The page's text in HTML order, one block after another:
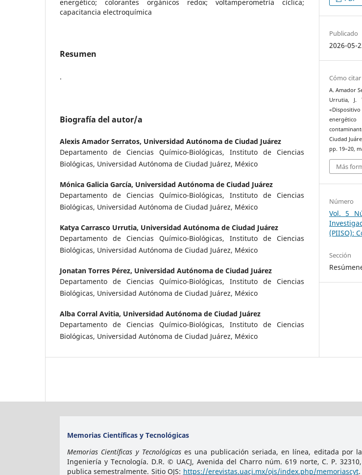
energético; colorantes orgánicos redox; voltamperometría cíclica;
capacitancia electroquímica
Resumen
.
Biografía del autor/a
Alexis Amador Serratos, Universidad Autónoma de Ciudad Juárez
Departamento de Ciencias Químico-Biológicas, Instituto de Ciencias
Biológicas, Universidad Autónoma de Ciudad Juárez, México
Mónica Galicia García, Universidad Autónoma de Ciudad Juárez
Departamento de Ciencias Químico-Biológicas, Instituto de Ciencias
Biológicas, Universidad Autónoma de Ciudad Juárez, México
Katya Carrasco Urrutia, Universidad Autónoma de Ciudad Juárez
Departamento de Ciencias Químico-Biológicas, Instituto de Ciencias
Biológicas, Universidad Autónoma de Ciudad Juárez, México
Jonatan Torres Pérez, Universidad Autónoma de Ciudad Juárez
Departamento de Ciencias Químico-Biológicas, Instituto de Ciencias
Biológicas, Universidad Autónoma de Ciudad Juárez, México
Alba Corral Avitia, Universidad Autónoma de Ciudad Juárez
Departamento de Ciencias Químico-Biológicas, Instituto de Ciencias
Biológicas, Universidad Autónoma de Ciudad Juárez, México
Publicado
2026-05-
Cómo citar
A. Amador
Urrutia, J.
Ciudad
pp. 19–20,
Más
Número
Vol. 5
(PIISO):
Sección
Memorias Científicas y Tecnológicas
Memorias Científicas y Tecnológicases una publicación seriada, en línea, editada por
Ingeniería y Tecnología. D.R. © UACJ, Avenida del Charro núm. 619 norte, C. P.
publica semestralmente. Sitio OJS: https://erevistas.uacj.mx/ojs/index.php/memoriascyt.